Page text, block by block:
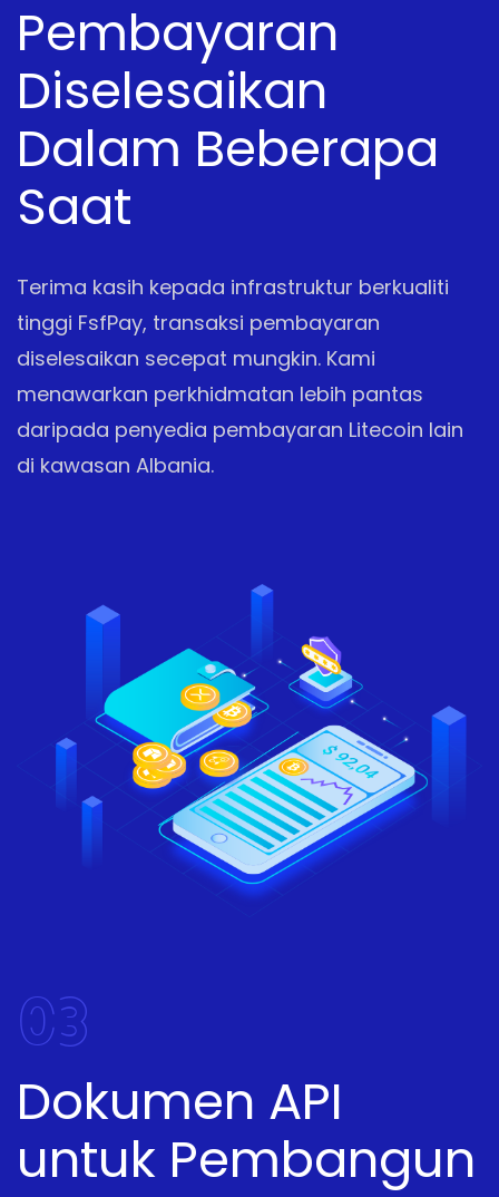
Pembayaran
Diselesaikan
Dalam Beberapa
Saat
Terima kasih kepada infrastruktur berkualiti
tinggi FsfPay, transaksi pembayaran
diselesaikan secepat mungkin. Kami
menawarkan perkhidmatan lebih pantas
daripada penyedia pembayaran Litecoin lain
di kawasan Albania.
03
Dokumen API
untuk Pembangun